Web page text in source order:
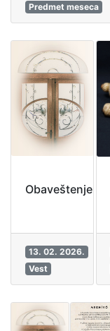
Predmet meseca
Obaveštenje
13. 02. 2026.
Vest